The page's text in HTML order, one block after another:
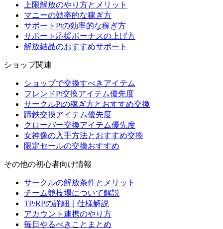
上限解放のやり方とメリット
マニーの効率的な稼ぎ方
サポートPtの効率的な稼ぎ方
サポート応援ボーナスの上げ方
解放結晶のおすすめサポート
ショップ関連
ショップで交換すべきアイテム
フレンドPt交換アイテム優先度
サークルPtの稼ぎ方とおすすめ交換
蹄鉄交換アイテム優先度
クローバー交換アイテム優先度
女神像の入手方法とおすすめ交換
限定セールの交換おすすめ
その他の初心者向け情報
サークルの解放条件とメリット
チーム競技場について解説
TP/RPの詳細｜仕様解説
アカウント連携のやり方
毎日やるべきことまとめ